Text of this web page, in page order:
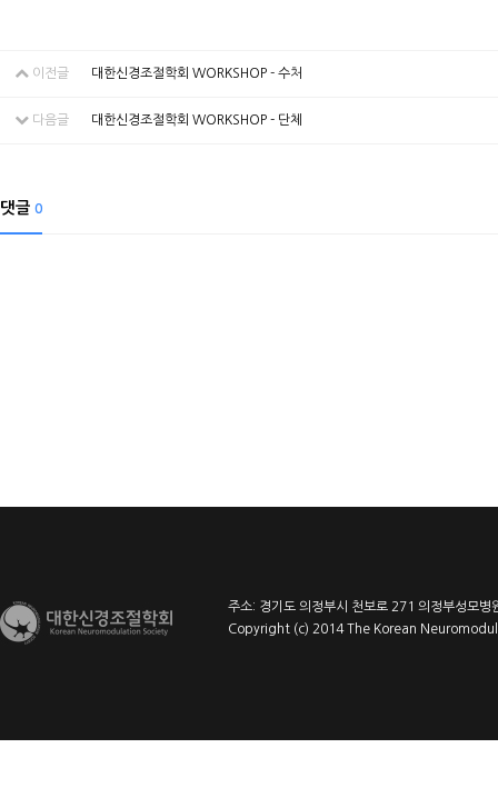
이전글 대한신경조절학회 WORKSHOP - 수처
다음글 대한신경조절학회 WORKSHOP - 단체
댓글 0
주소: 경기도 의정부시 천보로 271 의정부성
Copyright (c) 2014 The Korean